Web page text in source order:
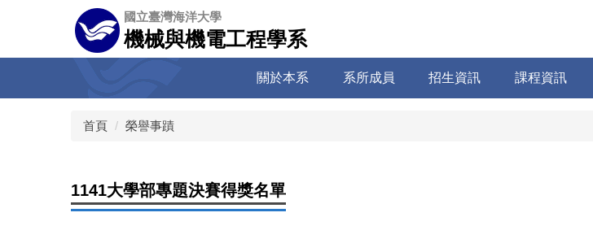
容
國立臺灣海洋大學
機械與機電工程學系
關於本系 系所成員 招生資訊 課程資訊
首頁 榮譽事蹟
1141大學部專題決賽得獎名單